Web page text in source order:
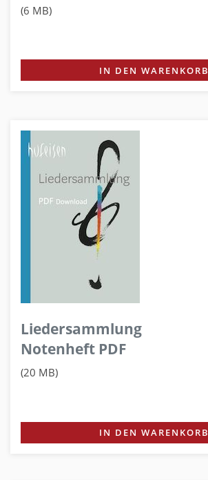
(6 MB)
IN DEN WARENKORB
Liedersammlung
Notenheft PDF
(20 MB)
IN DEN WARENKORB